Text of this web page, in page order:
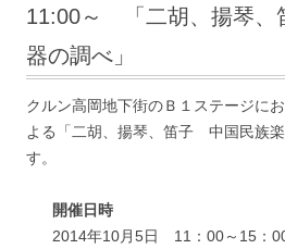
11:00～ 「二胡、揚琴
器の調べ」
クルン高岡地下街のＢ１ステージに
よる「二胡、揚琴、笛子 中国民族
す。
開催日時
2014年10月5日 11：00～15：